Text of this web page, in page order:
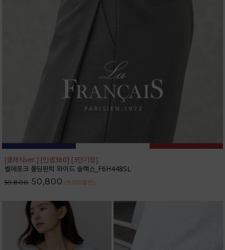
[클래식ver.] [인생360] [3단기장]
벨에포크 폴딩핀턱 와이드 슬랙스_F6H448SL
59,800 50,800 (9,000할인 )